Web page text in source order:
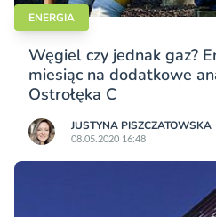
ENERGIA
Węgiel czy jednak gaz?
miesiąc na dodatkowe
Ostrołęka C
JUSTYNA PISZCZATOWSKA
08.05.2020 16:48